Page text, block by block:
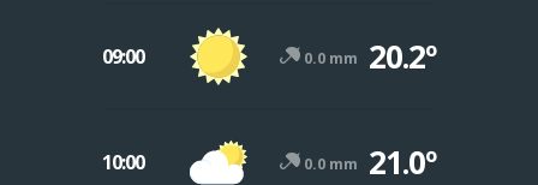
09:00 0.0 mm 20.2º
10:00 0.0 mm 21.0º